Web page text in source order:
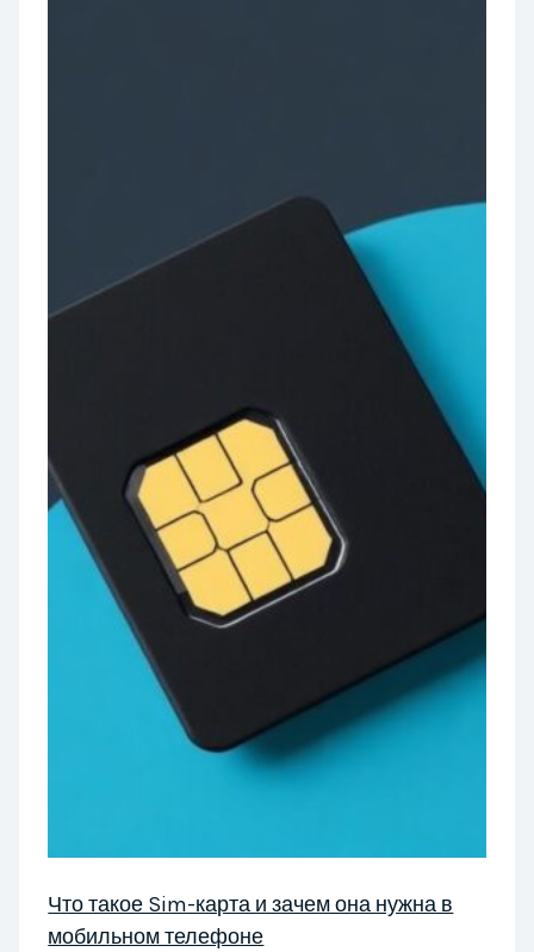
Что такое Sim-карта и зачем она нужна в
мобильном телефоне